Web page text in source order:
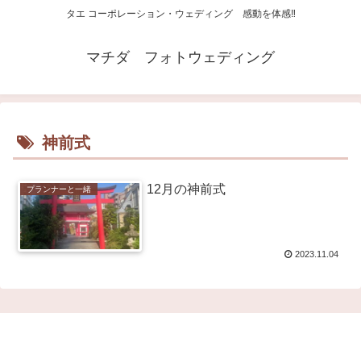
タエ コーポレーション・ウェディング 感動を体感‼
マチダ フォトウェディング
神前式
プランナーと一緒 12月の神前式
2023.11.04